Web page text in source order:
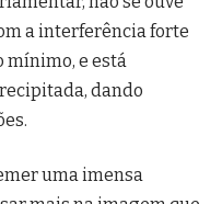
a interferência forte
mínimo, e está
dando
uma imensa